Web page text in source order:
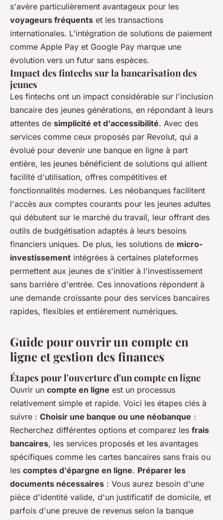
s'avère particulièrement avantageux pour les
voyageurs fréquents et les transactions
internationales. L'intégration de solutions de paiement
comme Apple Pay et Google Pay marque une
évolution vers un futur sans espèces.
Impact des fintechs sur la bancarisation des
jeunes
Les fintechs ont un impact considérable sur l'inclusion
bancaire des jeunes générations, en répondant à leurs
attentes de simplicité et d'accessibilité. Avec des
services comme ceux proposés par Revolut, qui a
évolué pour devenir une banque en ligne à part
entière, les jeunes bénéficient de solutions qui allient
facilité d'utilisation, offres compétitives et
fonctionnalités modernes. Les néobanques facilitent
l'accès aux comptes courants pour les jeunes adultes
qui débutent sur le marché du travail, leur offrant des
outils de budgétisation adaptés à leurs besoins
financiers uniques. De plus, les solutions de micro-
investissement intégrées à certaines plateformes
permettent aux jeunes de s'initier à l'investissement
sans barrière d'entrée. Ces innovations répondent à
une demande croissante pour des services bancaires
rapides, flexibles et entièrement numériques.
Guide pour ouvrir un compte en
ligne et gestion des finances
Étapes pour l'ouverture d'un compte en ligne
Ouvrir un compte en ligne est un processus
relativement simple et rapide. Voici les étapes clés à
suivre : Choisir une banque ou une néobanque :
Recherchez différentes options et comparez les frais
bancaires, les services proposés et les avantages
spécifiques comme les cartes bancaires sans frais ou
les comptes d'épargne en ligne. Préparer les
documents nécessaires : Vous aurez besoin d'une
pièce d'identité valide, d'un justificatif de domicile, et
parfois d'une preuve de revenus selon la banque